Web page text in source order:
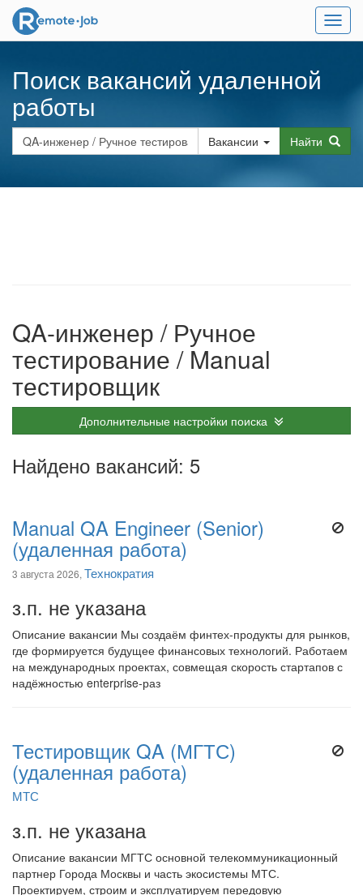
Меню
Поиск вакансий удаленной
работы
Вакансии Найти
QA-инженер / Ручное
тестирование / Manual
тестировщик
Дополнительные настройки поиска
Найдено вакансий: 5
Manual QA Engineer (Senior)
(удаленная работа)
3 августа 2026, Технократия
з.п. не указана
Описание вакансии Мы создаём финтех-продукты для рынков,
где формируется будущее финансовых технологий. Работаем
на международных проектах, совмещая скорость стартапов с
надёжностью enterprise-раз
Тестировщик QA (МГТС)
(удаленная работа)
МТС
з.п. не указана
Описание вакансии МГТС основной телекоммуникационный
партнер Города Москвы и часть экосистемы МТС.
Проектируем, строим и эксплуатируем передовую